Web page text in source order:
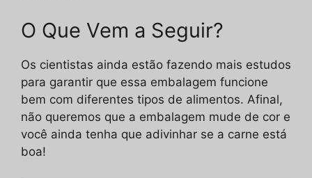
O Que Vem a Seguir?
Os cientistas ainda estão fazendo mais estudos
para garantir que essa embalagem funcione
bem com diferentes tipos de alimentos. Afinal,
não queremos que a embalagem mude de cor e
você ainda tenha que adivinhar se a carne está
boa!